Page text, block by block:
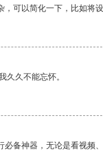
可以简化一下，比如将设
久久不能忘怀。
备神器，无论是看视频